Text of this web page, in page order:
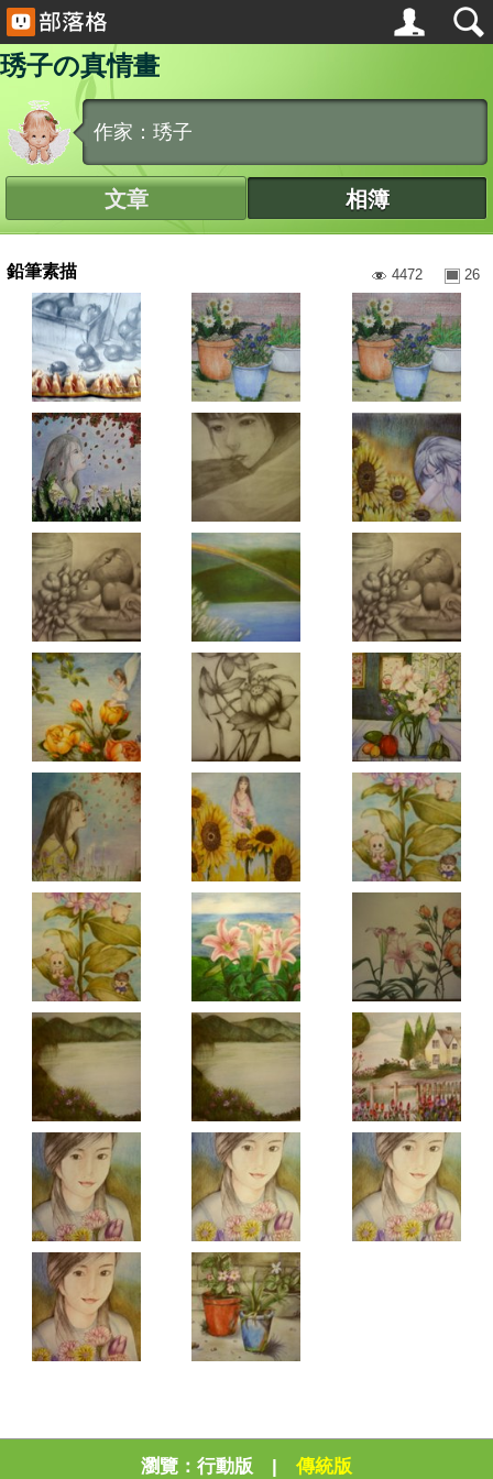
琇子の真情畫
作家：琇子
文章 相簿
鉛筆素描 26
4472
瀏覽： 行動版 | 傳統版